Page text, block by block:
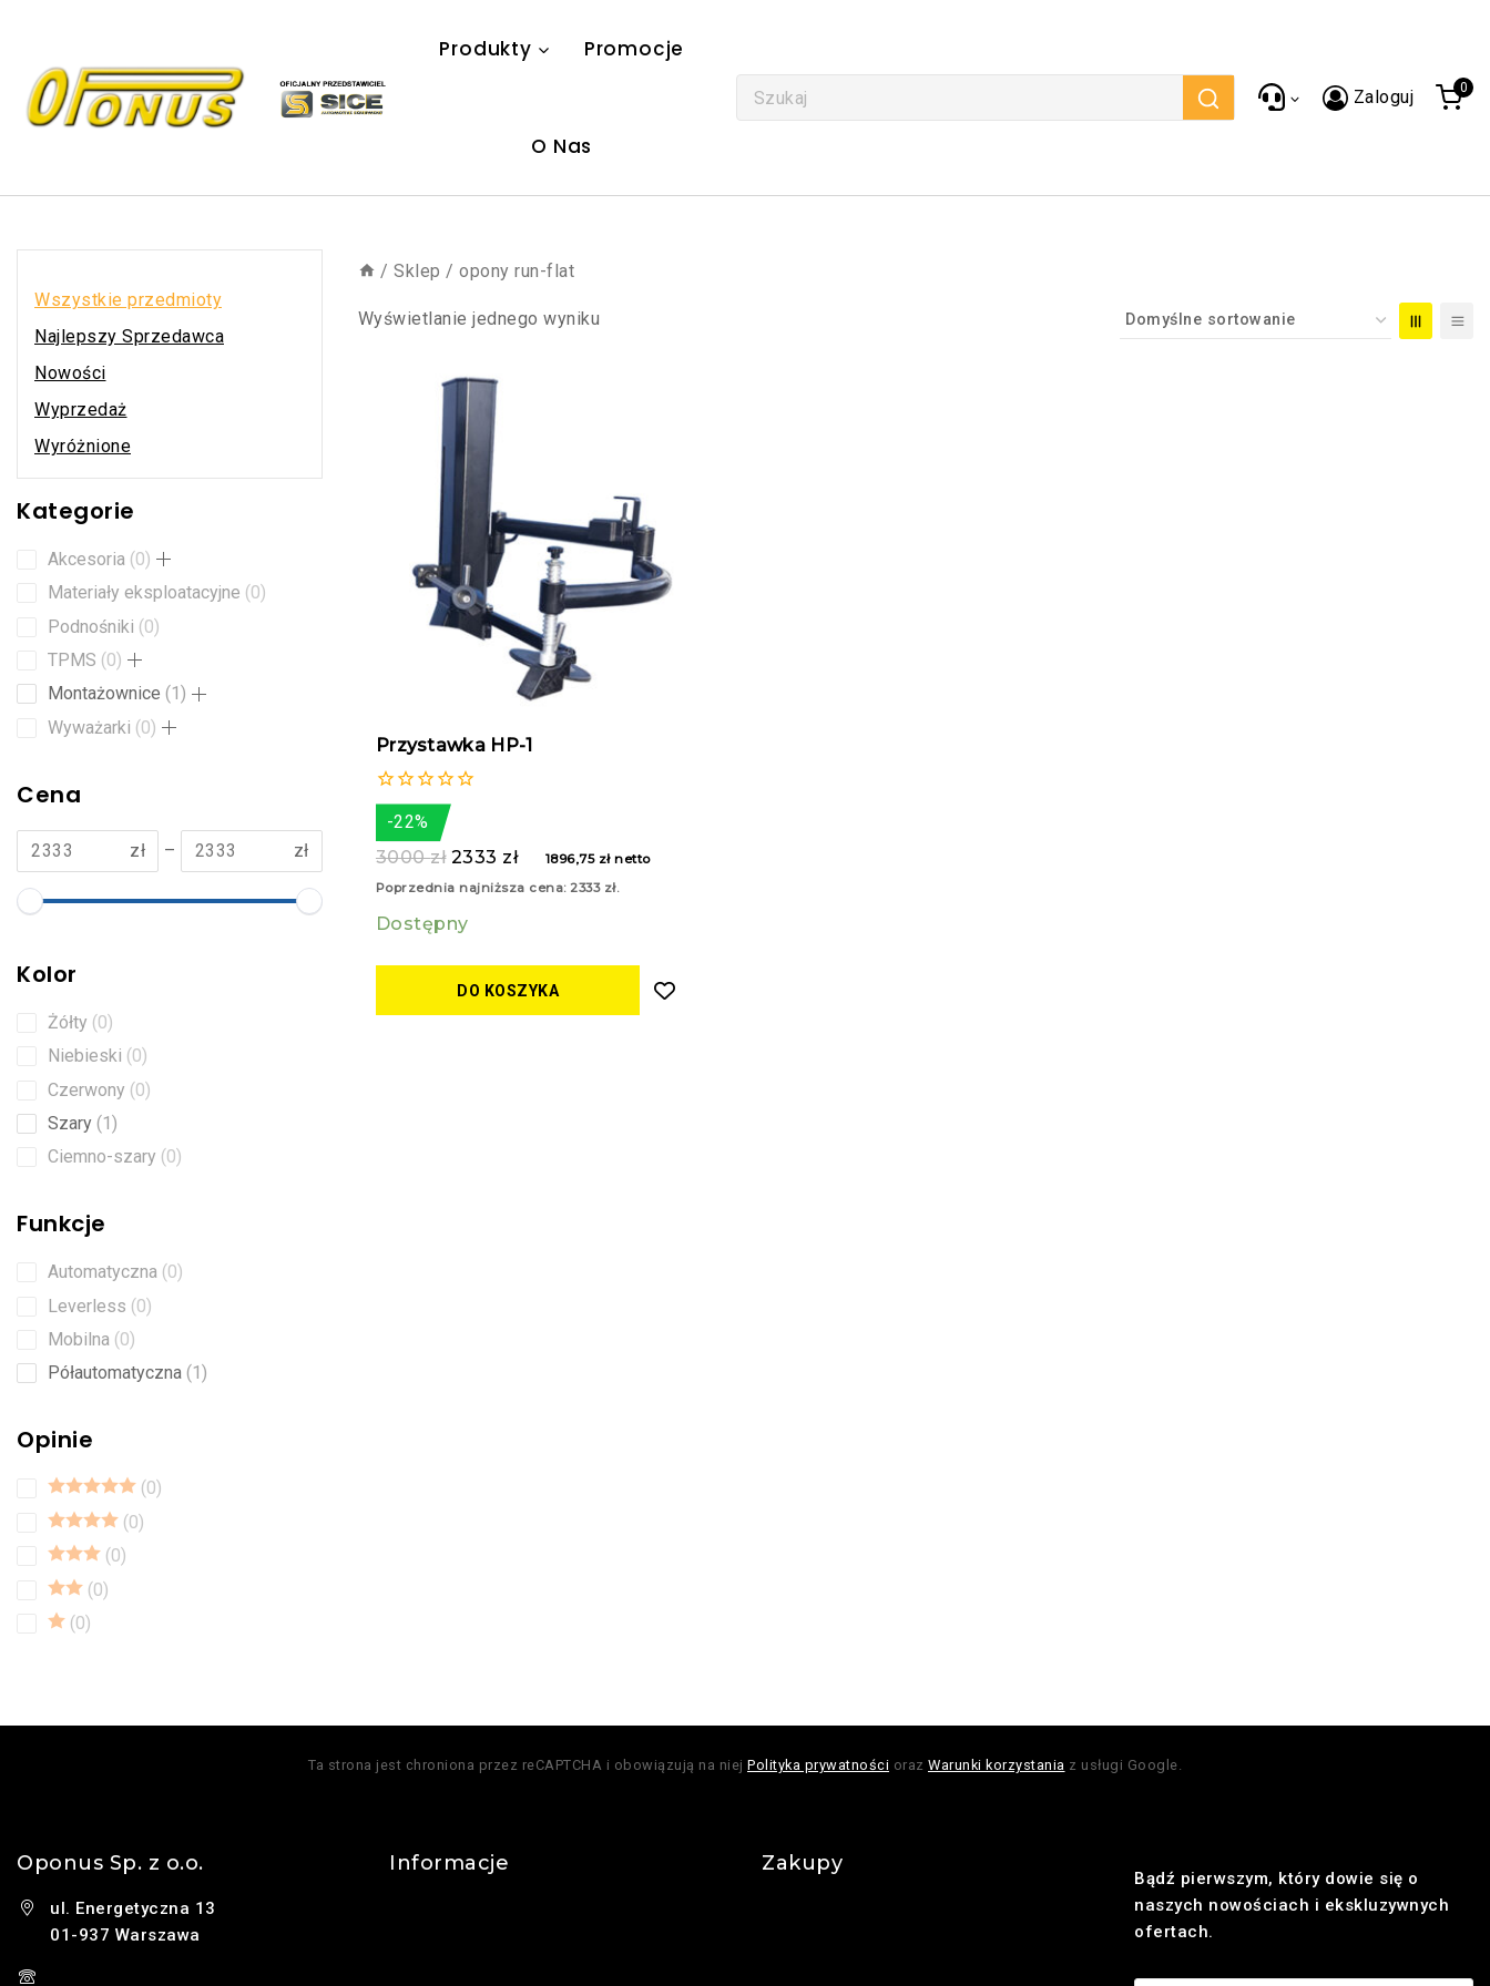
Produkty Promocje
O Nas
Zaloguj 0
/ Sklep / opony run-flat
Wyświetlanie jednego wyniku
Przystawka HP-1
0
5
-22%
3000zł 2333 zł 1896,75 złnetto
Poprzednia najniższa cena: 2333 zł.
Dostępny
DO KOSZYKA
Wszystkie przedmioty
Najlepszy Sprzedawca
Nowości
Wyprzedaż
Wyróżnione
Kategorie
Akcesoria 0
Materiały eksploatacyjne 0
Podnośniki 0
TPMS 0
Montażownice 1
Wyważarki 0
Cena
zł – zł
Kolor
Żółty 0
Niebieski 0
Czerwony 0
Szary 1
Ciemno-szary 0
Funkcje
Automatyczna 0
Leverless 0
Mobilna 0
Półautomatyczna 1
Opinie
0
0
0
0
0
Ta strona jest chroniona przez reCAPTCHA i obowiązują na niej Polityka prywatności oraz Warunki korzystania z usługi Google.
Oponus Sp. z o.o.
ul. Energetyczna 13
01-937 Warszawa
Informacje Zakupy
Bądź pierwszym, który dowie się o
naszych nowościach i ekskluzywnych
ofertach.